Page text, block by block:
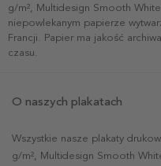
g/m², Multidesign Smooth
niepowlekanym papierze
Francji. Papier ma jakość
czasu.
O naszych plakatach
Wszystkie nasze plakaty
g/m², Multidesign Smooth